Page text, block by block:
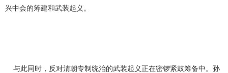
兴中会的筹建和武装起义。
与此同时，反对清朝专制统治的武装起义正在密锣紧鼓筹备中。孙